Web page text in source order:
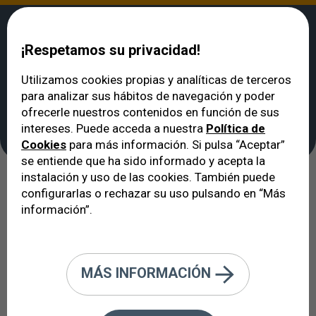
VERTE Oftalmólogo en Barcelona: cuadro médico D.O.O. Núria Sánchez
D.O.O. Núria Sánchez
Graduada en Óptica y Optometría por la
Universitat Politècnica de Catalunya (UPC), en
¡Respetamos su privacidad!
Utilizamos cookies propias y analíticas de terceros
para analizar sus hábitos de navegación y poder
ofrecerle nuestros contenidos en función de sus
intereses. Puede acceda a nuestra Política de
Cookies para más información. Si pulsa “Aceptar”
se entiende que ha sido informado y acepta la
instalación y uso de las cookies. También puede
configurarlas o rechazar su uso pulsando en “Más
información”.
MÁS INFORMACIÓN